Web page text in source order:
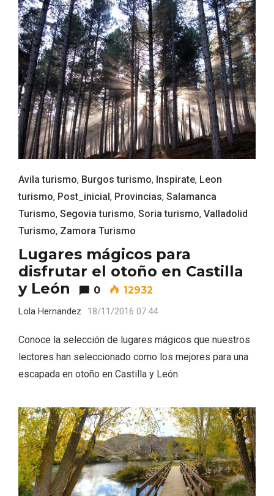
Avila turismo, Burgos turismo, Inspirate, Leon
turismo, Post_inicial, Provincias, Salamanca
Turismo, Segovia turismo, Soria turismo, Valladolid
Turismo, Zamora Turismo
Lugares mágicos para
disfrutar el otoño en Castilla
y León
0 12932
Lola Hernandez 18/11/2016 07:44
Conoce la selección de lugares mágicos que nuestros
lectores han seleccionado como los mejores para una
escapada en otoño en Castilla y León
Vino de Cigales
Enoturismo visitando la Bodega Museo
La Olmilla, en Peñafiel